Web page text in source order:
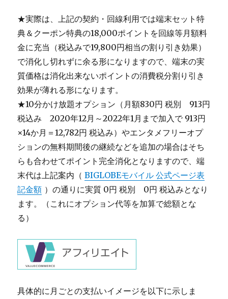
★実際は、上記の契約・回線利用では端末セット特
典＆クーポン特典の18,000ポイントを回線等月額料
金に充当（税込みで19,800円相当の割り引き効果）
で消化し切れずに余る形になりますので、端末の実
質価格は消化出来ないポイントの消費税分割り引き
効果が薄れる形になります。
★10分かけ放題オプション（月額830円 税別 913円
税込み 2020年12月～2022年1月まで加入で 913円
×14か月＝12,782円 税込み）やエンタメフリーオプ
ションの無料期間後の継続などを追加の場合はそち
らも合わせてポイント完全消化となりますので、端
末代は上記案内（BIGLOBEモバイル 公式ページ表
記金額 ）の通りに実質 0円 税別 0円 税込みとなり
ます。（これにオプション代等を加算で総額とな
る）
具体的に月ごとの支払いイメージを以下に示しま